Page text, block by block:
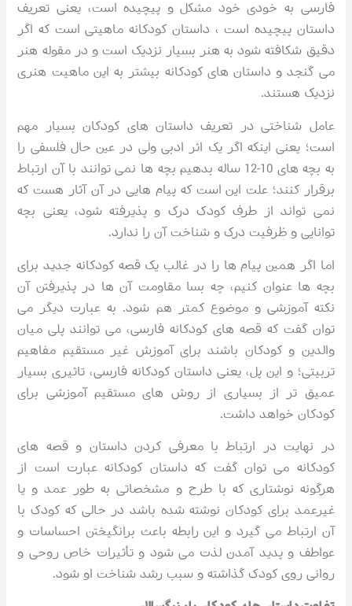
فارسی به خودی خود مشکل و پیچیده است، یعنی تعریف
داستان پیچیده است ، داستان کودکانه ماهیتی است که اگر
دقیق شکافته شود به هنر بسیار نزدیک است و در مقوله هنر
می گنجد و داستان های کودکانه بیشتر به این ماهیت هنری
نزدیک هستند.
عامل شناختی در تعریف داستان های کودکان بسیار مهم
است؛ یعنی اینکه اگر یک اثر ادبی ولی در عین حال فلسفی را
به بچه های 10-12 ساله بدهیم بچه ها نمی توانند با آن ارتباط
برقرار کنند؛ علت این است که پیام هایی در آن آثار هست که
نمی تواند از طرف کودک درک و پذیرفته شود، یعنی بچه
توانایی و ظرفیت درک و شناخت آن را ندارد.
اما اگر همین پیام ها را در غالب یک قصه کودکانه جدید برای
بچه ها عنوان کنیم، چه بسا مقاومت آن ها در پذیرفتن آن
نکته آموزشی و موضوع کمتر هم شود. به عبارت دیگر می
توان گفت که قصه های کودکانه فارسی، می توانند پلی میان
والدین و کودکان باشند برای آموزش غیر مستقیم مفاهیم
تربیتی؛ و این پل، یعنی داستان کودکانه فارسی، تاثیری بسیار
عمیق تر از بسیاری از روش های مستقیم آموزشی برای
کودکان خواهد داشت.
در نهایت در ارتباط با معرفی کردن داستان و قصه های
کودکانه می توان گفت که داستان کودکانه عبارت است از
هرگونه نوشتاری که با طرح و مشخصاتی به طور عمد و یا
غیرعمد برای کودکان نوشته شده باشد در حالی که کودک با
آن ارتباط می گیرد و این رابطه باعث برانگیختن احساسات و
عواطف و پدید آمدن لذت می شود و تأثیرات خاص روحی و
روانی روی کودک گذاشته و سبب رشد شناخت او شود.